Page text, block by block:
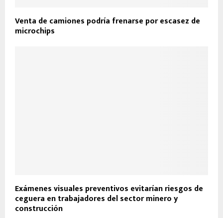
Venta de camiones podría frenarse por escasez de
microchips
Exámenes visuales preventivos evitarían riesgos de
ceguera en trabajadores del sector minero y
construcción